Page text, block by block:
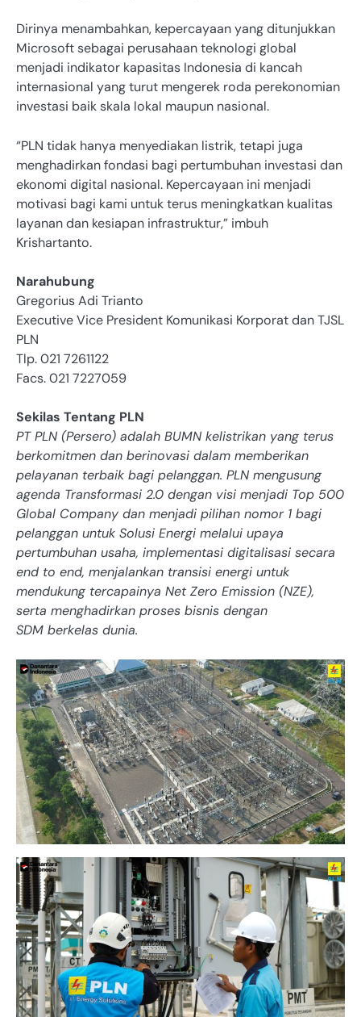
Dirinya menambahkan, kepercayaan yang ditunjukkan
Microsoft sebagai perusahaan teknologi global
menjadi indikator kapasitas Indonesia di kancah
internasional yang turut mengerek roda perekonomian
investasi baik skala lokal maupun nasional.
“PLN tidak hanya menyediakan listrik, tetapi juga
menghadirkan fondasi bagi pertumbuhan investasi dan
ekonomi digital nasional. Kepercayaan ini menjadi
motivasi bagi kami untuk terus meningkatkan kualitas
layanan dan kesiapan infrastruktur,” imbuh
Krishartanto.
Narahubung
Gregorius Adi Trianto
Executive Vice President Komunikasi Korporat dan TJSL
PLN
Tlp. 021 7261122
Facs. 021 7227059
Sekilas Tentang PLN
PT PLN (Persero) adalah BUMN kelistrikan yang terus
berkomitmen dan berinovasi dalam memberikan
pelayanan terbaik bagi pelanggan. PLN mengusung
agenda Transformasi 2.0 dengan visi menjadi Top 500
Global Company dan menjadi pilihan nomor 1 bagi
pelanggan untuk Solusi Energi melalui upaya
pertumbuhan usaha, implementasi digitalisasi secara
end to end, menjalankan transisi energi untuk
mendukung tercapainya Net Zero Emission (NZE),
serta menghadirkan proses bisnis dengan
SDM berkelas dunia.